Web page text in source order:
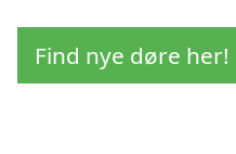
Find nye døre her!